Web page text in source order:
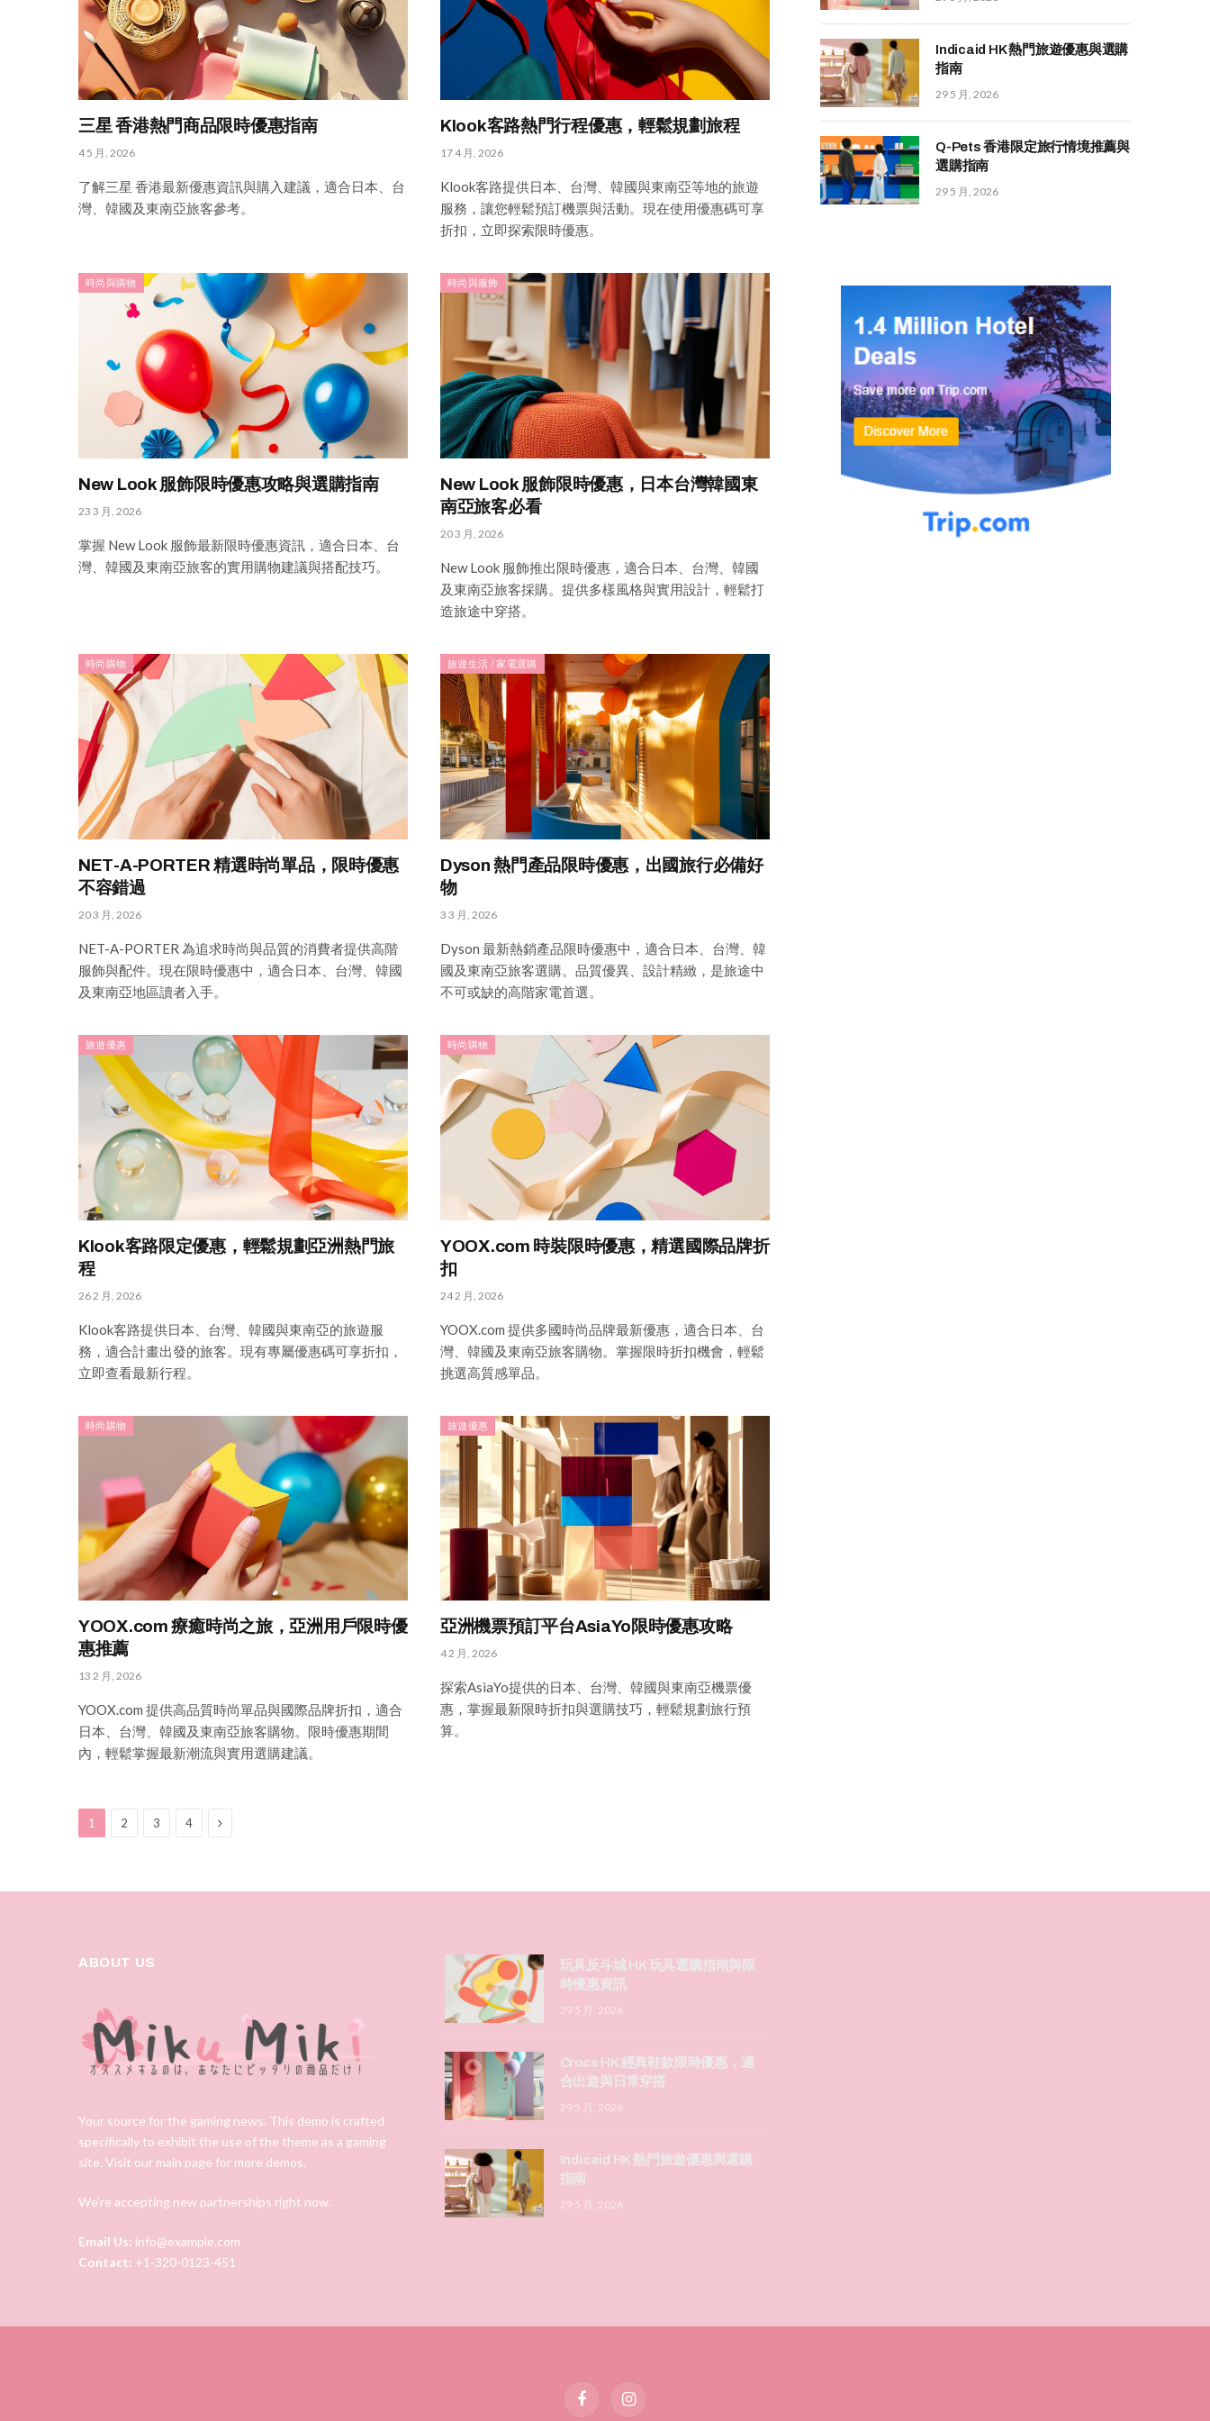
三星 香港熱門商品限時優惠指南
4 5 月, 2026
了解三星 香港最新優惠資訊與購入建議，適合日本、台
灣、韓國及東南亞旅客參考。
Klook客路熱門行程優惠，輕鬆規劃旅程
17 4 月, 2026
Klook客路提供日本、台灣、韓國與東南亞等地的旅遊
服務，讓您輕鬆預訂機票與活動。現在使用優惠碼可享
折扣，立即探索限時優惠。
時尚與購物
New Look 服飾限時優惠攻略與選購指南
23 3 月, 2026
掌握 New Look 服飾最新限時優惠資訊，適合日本、台
灣、韓國及東南亞旅客的實用購物建議與搭配技巧。
時尚與服飾
New Look 服飾限時優惠，日本台灣韓國東
南亞旅客必看
20 3 月, 2026
New Look 服飾推出限時優惠，適合日本、台灣、韓國
及東南亞旅客採購。提供多樣風格與實用設計，輕鬆打
造旅途中穿搭。
時尚購物
NET-A-PORTER 精選時尚單品，限時優惠
不容錯過
20 3 月, 2026
NET-A-PORTER 為追求時尚與品質的消費者提供高階
服飾與配件。現在限時優惠中，適合日本、台灣、韓國
及東南亞地區讀者入手。
旅遊生活 / 家電選購
Dyson 熱門產品限時優惠，出國旅行必備好
物
3 3 月, 2026
Dyson 最新熱銷產品限時優惠中，適合日本、台灣、韓
國及東南亞旅客選購。品質優異、設計精緻，是旅途中
不可或缺的高階家電首選。
旅遊優惠
Klook客路限定優惠，輕鬆規劃亞洲熱門旅
程
26 2 月, 2026
Klook客路提供日本、台灣、韓國與東南亞的旅遊服
務，適合計畫出發的旅客。現有專屬優惠碼可享折扣，
立即查看最新行程。
時尚購物
YOOX.com 時裝限時優惠，精選國際品牌折
扣
24 2 月, 2026
YOOX.com 提供多國時尚品牌最新優惠，適合日本、台
灣、韓國及東南亞旅客購物。掌握限時折扣機會，輕鬆
挑選高質感單品。
時尚購物
YOOX.com 療癒時尚之旅，亞洲用戶限時優
惠推薦
13 2 月, 2026
YOOX.com 提供高品質時尚單品與國際品牌折扣，適合
日本、台灣、韓國及東南亞旅客購物。限時優惠期間
內，輕鬆掌握最新潮流與實用選購建議。
旅遊優惠
亞洲機票預訂平台AsiaYo限時優惠攻略
4 2 月, 2026
探索AsiaYo提供的日本、台灣、韓國與東南亞機票優
惠，掌握最新限時折扣與選購技巧，輕鬆規劃旅行預
算。
1 2 3 4 Next
Indicaid HK 熱門旅遊優惠與選購
指南
29 5 月, 2026
Q-Pets 香港限定旅行情境推薦與
選購指南
29 5 月, 2026
ABOUT US
Your source for the gaming news. This demo is crafted
specifically to exhibit the use of the theme as a gaming
site. Visit our main page for more demos.
We're accepting new partnerships right now.
Email Us: info@example.com
Contact: +1-320-0123-451
玩具反斗城 HK 玩具選購指南與限
時優惠資訊
29 5 月, 2026
Crocs HK 經典鞋款限時優惠，適
合出遊與日常穿搭
29 5 月, 2026
Indicaid HK 熱門旅遊優惠與選購
指南
29 5 月, 2026
FacebookInstagram